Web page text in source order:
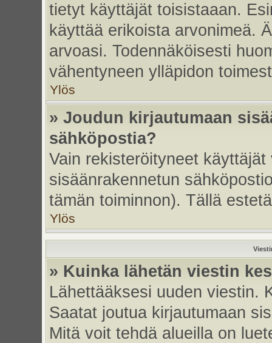
tietyt käyttäjät toisistaaan.
käyttää erikoista arvonimeä.
arvoasi. Todennäköisesti
vähentyneen ylläpidon
Ylös
» Joudun kirjautumaan
sähköpostia?
Vain rekisteröityneet
sisäänrakennetun
tämän toiminnon). Tällä
Ylös
» Kuinka lähetän viestin
Lähettääksesi uuden viestin.
Saatat joutua kirjautumaan
Mitä voit tehdä alueilla on